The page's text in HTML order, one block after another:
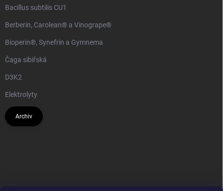
Bacillus subtilis CU1
Berberin, Carolean® a Vinogrape®
Bioperin®, Synefrin a Gymnema
Čaga sibiřská
D3K2
Elektrolyty
Archiv